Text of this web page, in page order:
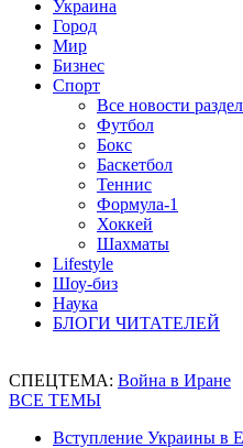
Украина
Город
Мир
Бизнес
Спорт
Все новости
Футбол
Бокс
Баскетбол
Теннис
Формула-1
Хоккей
Шахматы
Lifestyle
Шоу-биз
Наука
БЛОГИ ЧИТАТЕЛЕЙ
СПЕЦТЕМА: Война в Иране
ВСЕ ТЕМЫ
Вступление Украины в